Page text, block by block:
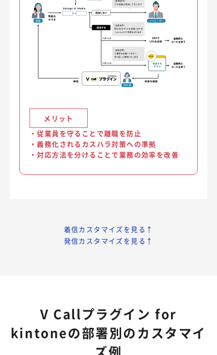
メリット
・従業員を守ることで離職を防止
・義務化されるカスハラ対策への準拠
・対応方法を分けることで業務の効率を改善
着信カスタマイズを見る↑
発信カスタマイズを見る↑
V Callプラグイン for
kintoneの部署別のカスタマイ